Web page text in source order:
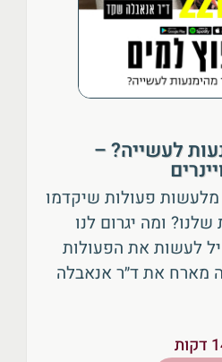
לעשייה? –
מלעשות פעולות שיקדמו
ומה יגרום לנו
לעשות את הפעולות
מארח את ד״ר אנאבלה